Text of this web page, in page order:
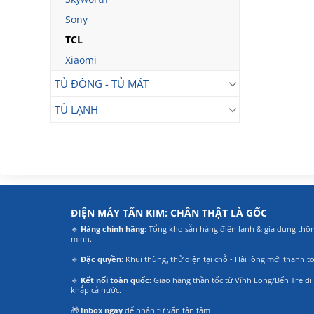
Sony
TCL
Xiaomi
TỦ ĐÔNG - TỦ MÁT
TỦ LẠNH
ĐIỆN MÁY TẤN KIM: CHÂN THẬT LÀ GỐC
🔹 Hàng chính hãng:Tổng kho sẵn hàng điện lạnh & gia dụng
minh.
🔹 Đặc quyền:Khui thùng, thử điện tại chỗ - Hài lòng mới thanh
🔹 Kết nối toàn quốc:Giao hàng thần tốc từ Vĩnh Long/Bến Tre đi
khắp cả nước.
🎁 Inbox ngayđể nhận tư vấn tận tâm